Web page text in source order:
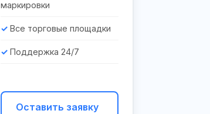
маркировки
Все торговые площадки
Поддержка 24/7
Оставить заявку